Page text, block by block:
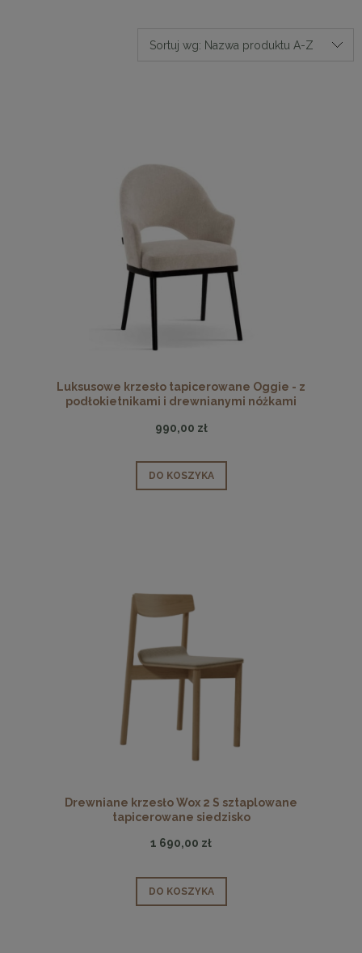
Sortuj wg: Nazwa produktu A-Z
Luksusowe krzesło tapicerowane Oggie - z
podłokietnikami i drewnianymi nóżkami
990,00 zł
DO KOSZYKA
Drewniane krzesło Wox 2 S sztaplowane
tapicerowane siedzisko
1 690,00 zł
DO KOSZYKA